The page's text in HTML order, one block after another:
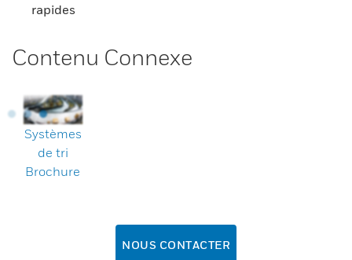
rapides
Contenu Connexe
Systèmes
de tri
Brochure
NOUS CONTACTER